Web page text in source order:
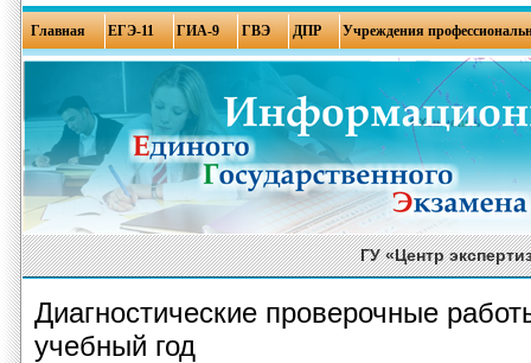
Главная ЕГЭ-11 ГИА-9 ГВЭ ДПР Учреждения
ГУ «Центр
Диагностические проверочные
учебный год